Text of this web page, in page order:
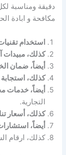
دقيقة ومناسبة
مكافحة و ابادة
استخدام
كذلك، مبيدات
أيضاً، ضمان
كذلك،
أيضاً، خدمات
التجارية.
كذلك، أسعار
أيضاً،
كذلك، ارقام